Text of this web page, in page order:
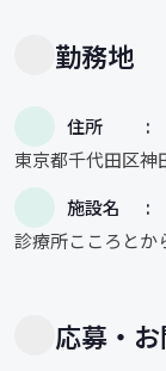
勤務地
住所
東京都千代田区神
施設名
診療所こころとか
応募・